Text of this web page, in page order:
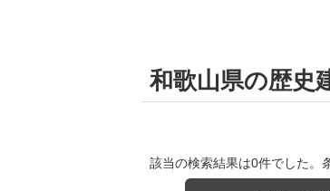
和歌山県の歴史
該当の検索結果は0件でした。